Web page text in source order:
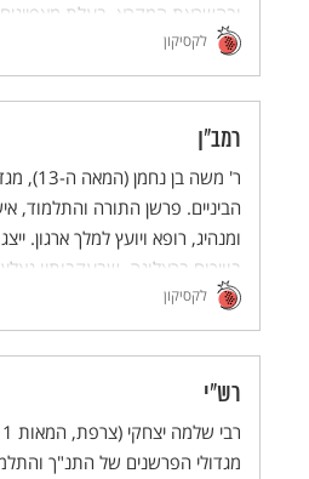
ובהשראת המקרא. בעלת מאפיינים
העיסוק ברעיונות פילוסופיים
בבית ובמשפחה.
לקסיקון
רמב"ן
ר' משה בן
הביניים. פרשן התורה והתלמוד,
ומנהיג, רופא ויועץ למלך ארגון.
בוויכוח ברצלונה, שבעקבותיו
ספרד ועלה לארץ ישראל.
לקסיקון
רש"י
מגדולי הפרשנים של התנ"ך